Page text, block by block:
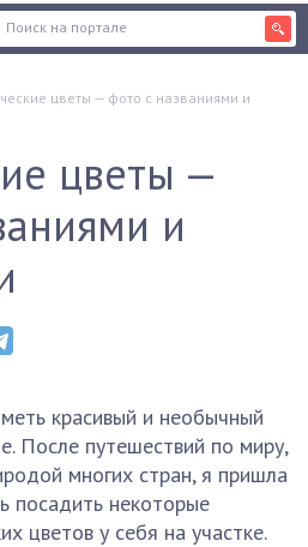
цветы — фото с названиями и
цветы —
и
красивый и необычный
После путешествий по миру,
многих стран, я пришла
посадить некоторые
цветов у себя на участке.